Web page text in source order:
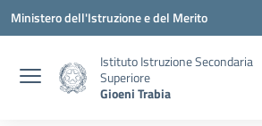
Vai ai contenuti
Vai al menu di navigazione
Vai al footer
Ministero dell'Istruzione e del Merito
Istituto Istruzione Secondaria
Superiore
Gioeni Trabia